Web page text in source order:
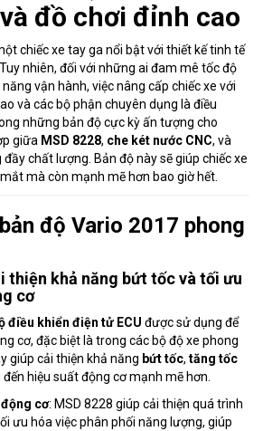
đồ chơi đỉnh cao
chiếc xe tay ga nổi bật với thiết kế tinh tế
nhiên, đối với những ai đam mê tốc độ
vận hành, việc nâng cấp chiếc xe với
và các bộ phận chuyên dụng là điều
những bản độ cực kỳ ấn tượng cho
giữa MSD 8228, che két nước CNC, và
chất lượng. Bản độ này sẽ giúp chiếc xe
mà còn mạnh mẽ hơn bao giờ hết.
độ Vario 2017 phong
thiện khả năng bứt tốc và tối ưu
cơ
điều khiển điện tử ECU được sử dụng để
cơ, đặc biệt là trong các bộ độ xe phong
giúp cải thiện khả năng bứt tốc, tăng tốc
hiệu suất động cơ mạnh mẽ hơn.
cơ: MSD 8228 giúp cải thiện quá trình
ưu hóa việc phân phối năng lượng, giúp